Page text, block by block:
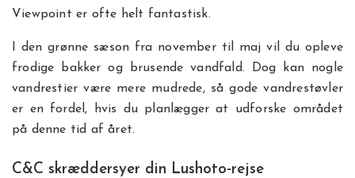
Viewpoint er ofte helt fantastisk.
I den grønne sæson fra november til maj vil du opleve
frodige bakker og brusende vandfald. Dog kan nogle
vandrestier være mere mudrede, så gode vandrestøvler
er en fordel, hvis du planlægger at udforske området
på denne tid af året.
C&C skræddersyer din Lushoto-rejse